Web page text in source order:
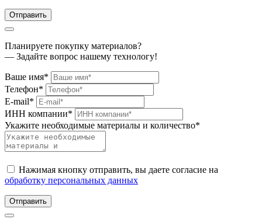
Отправить
Планируете покупку материалов?
— Задайте вопрос нашему технологу!
Ваше имя*
Телефон*
E-mail*
ИНН компании*
Укажите необходимые материалы и количество*
Нажимая кнопку отправить, вы даете согласие на
обработку персональных данных
Отправить